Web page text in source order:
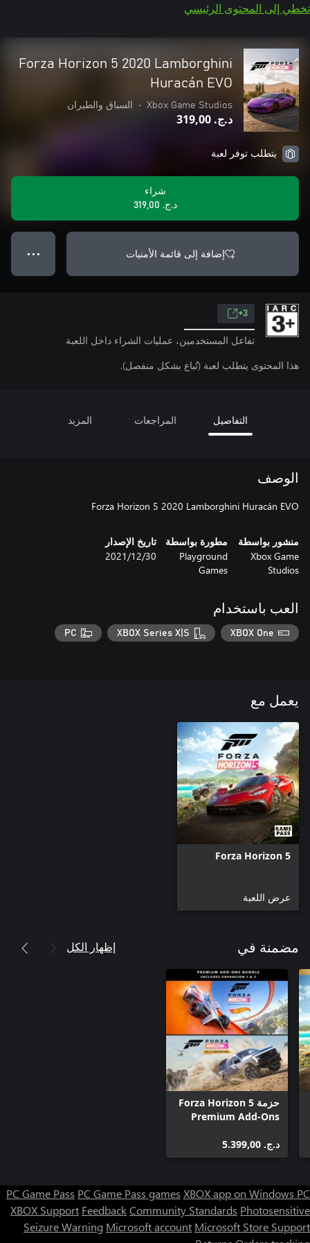
تخطي إلى المحتوى الرئيسي
Forza Horizon 5 2020 Lamborghini
Huracán EVO
Xbox Game Studios
• السباق والطيران
د.ج.‏ 319,00
يتطلب توفر لعبة
شراء
د.ج.‏ 319,00
إضافة إلى قائمة الأمنيات ● ● ●
3+
تفاعل المستخدمين، عمليات الشراء داخل اللعبة
هذا المحتوى يتطلب لعبة (تُباع بشكل منفصل).
التفاصيل المراجعات المزيد
الوصف
Forza Horizon 5 2020 Lamborghini Huracán EVO
منشور بواسطة
Xbox Game
Studios
مطورة بواسطة
Playground
Games
تاريخ الإصدار
30‏/12‏/2021
العب باستخدام
XBOX One
XBOX Series X|S
PC
يعمل مع
Forza Horizon 5
عرض اللعبة
مضمنة في إظهار الكل
حزمة Forza Horizon 5
Premium Add-Ons
د.ج.‏ 5.399,00
PC Game Pass PC Game Pass games XBOX app on Windows PC
XBOX Support FeedbackCommunity Standards Photosensitive
Seizure Warning Microsoft account Microsoft Store Support